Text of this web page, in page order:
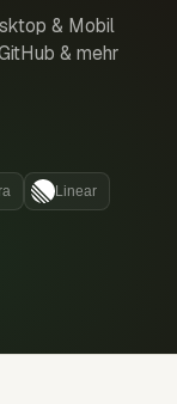
& Mobil
& mehr
Linear